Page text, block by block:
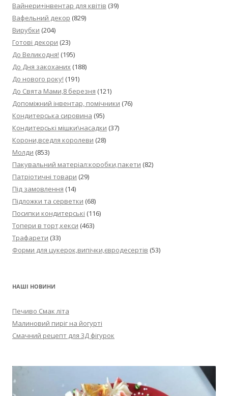
Вайнери+інвентар для квітів (39)
Вафельний декор (829)
Вирубки (204)
Готові декори (23)
До Великодня! (195)
До Дня закоханих (188)
До нового року! (191)
До Свята Мами,8 березня (121)
Допоміжний інвентар, помічники (76)
Кондитерська сировина (95)
Кондитерські мішки\насадки (37)
Корони,вседля королеви (28)
Молди (853)
Пакувальний матеріал:коробки,пакети (82)
Патріотичні товари (29)
Під замовлення (14)
Підложки та серветки (68)
Посипки кондитерські (116)
Топери в торт,кекси (463)
Трафарети (33)
Форми для цукерок,випічки,євродесертів (53)
НАШІ НОВИНИ
Печиво Смак літа
Малиновий пиріг на йогурті
Смачний рецепт для 3Д фігурок